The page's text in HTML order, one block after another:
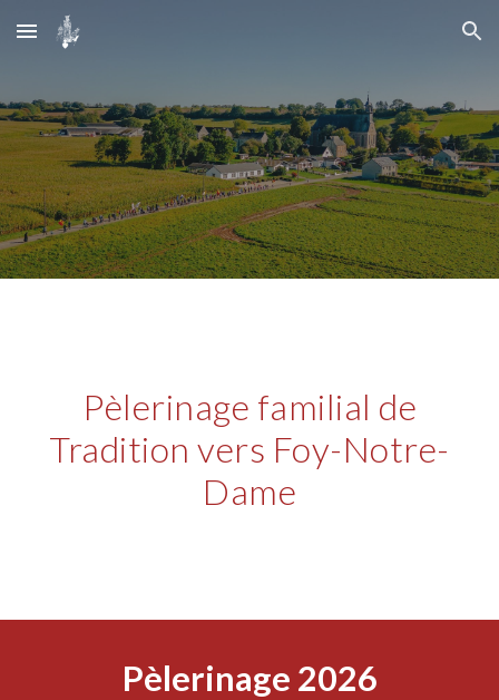
Skip to main content Skip to navigation
Pèlerinage familial de
Tradition vers Foy-Notre-
Dame
Pèlerinage 2026